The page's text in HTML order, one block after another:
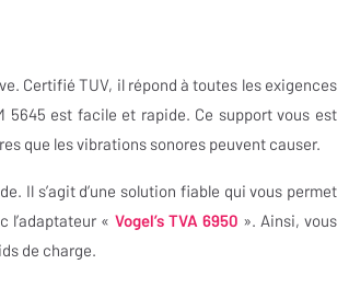
Certifié TUV, il répond à toutes les exigences
5645 est facile et rapide. Ce support vous est
que les vibrations sonores peuvent causer.
Il s’agit d’une solution fiable qui vous permet
l’adaptateur « Vogel’s TVA 6950 ». Ainsi, vous
de charge.